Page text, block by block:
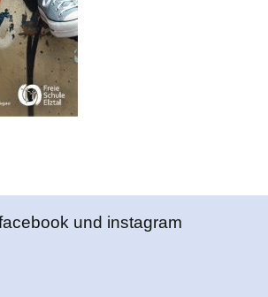
und instagram